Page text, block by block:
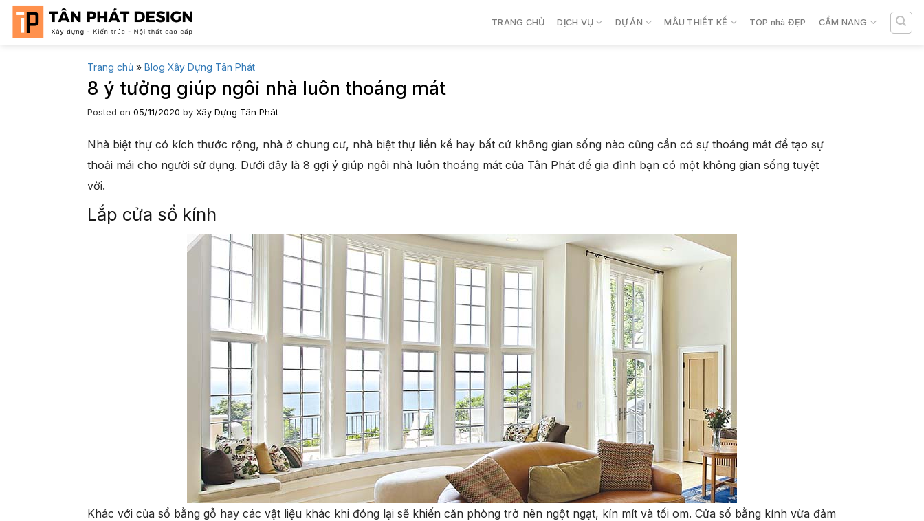
Skip
TRANG CHỦ DỊCH VỤ DỰ ÁN MẪU THIẾT KẾ TOP nhà ĐẸP CẨM NANG
Trang chủ » Blog Xây Dựng Tân Phát
8 ý tưởng giúp ngôi nhà luôn thoáng mát
Posted on 05/11/2020 by Xây Dựng Tân Phát
Nhà biệt thự có kích thước rộng, nhà ở chung cư, nhà biệt thự liền kề hay bất cứ không gian sống nào cũng cần có sự thoáng mát để tạo sự
thoải mái cho người sử dụng. Dưới đây là 8 gợi ý giúp ngôi nhà luôn thoáng mát của Tân Phát để gia đình bạn có một không gian sống tuyệt
vời.
Lắp cửa sổ kính
Khác với của sổ bằng gỗ hay các vật liệu khác khi đóng lại sẽ khiến căn phòng trở nên ngột ngạt, kín mít và tối om. Cửa số bằng kính vừa đảm